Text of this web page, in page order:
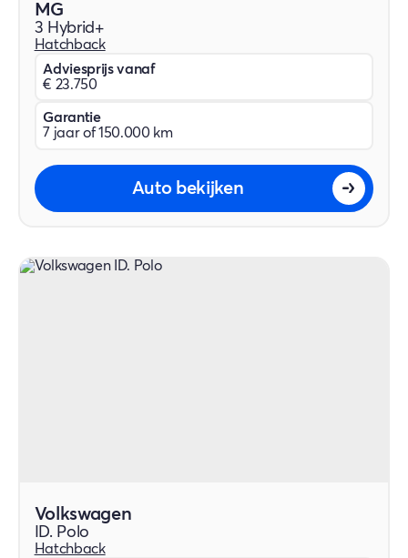
MG
3 Hybrid+
Hatchback
Adviesprijs vanaf
€ 23.750
Garantie
7 jaar of 150.000 km
Auto bekijken
Volkswagen
ID. Polo
Hatchback